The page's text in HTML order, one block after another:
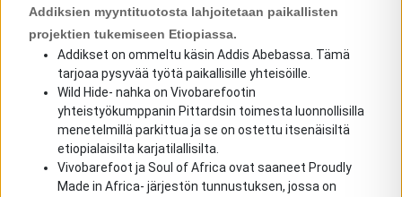
Addiksien myyntituotosta lahjoitetaan paikallisten
projektien tukemiseen Etiopiassa.
Addikset on ommeltu käsin Addis Abebassa. Tämä
tarjoaa pysyvää työtä paikallisille yhteisöille.
Wild Hide- nahka on Vivobarefootin
yhteistyökumppanin Pittardsin toimesta luonnollisilla
menetelmillä parkittua ja se on ostettu itsenäisiltä
etiopialaisilta karjatilallisilta.
Vivobarefoot ja Soul of Africa ovat saaneet Proudly
Made in Africa- järjestön tunnustuksen, jossa on